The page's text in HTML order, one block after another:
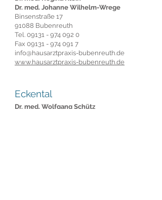
Dr. med. Johanne Wilhelm-Wrege
Binsenstraße 17
91088 Bubenreuth
Tel. 09131 - 974 092 0
Fax 09131 - 974 091 7
info@hausarztpraxis-bubenreuth.de
www.hausarztpraxis-bubenreuth.de
Eckental
Dr. med. Wolfgang Schütz